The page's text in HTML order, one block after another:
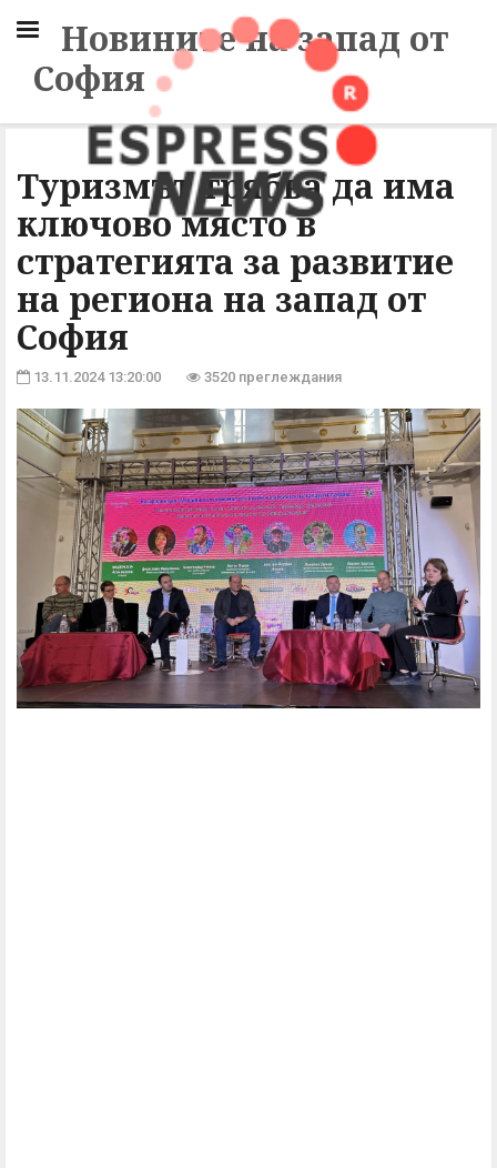
Новините на запад от
София
Туризмът трябва да има
ключово място в
стратегията за развитие
на региона на запад от
София
13.11.2024 13:20:00 3520 преглеждания